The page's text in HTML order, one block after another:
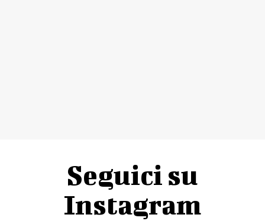
Seguici su
Instagram